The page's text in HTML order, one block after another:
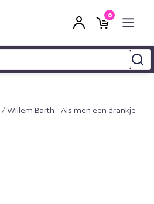
0
/ Willem Barth - Als men een drankje